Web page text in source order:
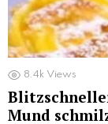
8.4k Views
Mund